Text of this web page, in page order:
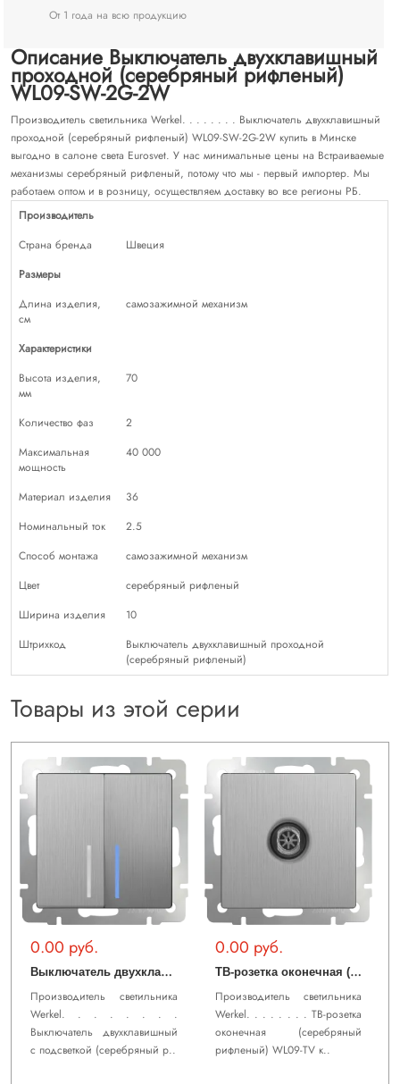
От 1 года на всю продукцию
Описание Выключатель двухклавишный
проходной (cеребряный рифленый)
WL09-SW-2G-2W
Производитель светильника Werkel. . . . . . . . Выключатель двухклавишный
проходной (cеребряный рифленый) WL09-SW-2G-2W купить в Минске
выгодно в салоне света Eurosvet. У нас минимальные цены на Встраиваемые
механизмы серебряный рифленый, потому что мы - первый импортер. Мы
работаем оптом и в розницу, осуществляем доставку во все регионы РБ.
Производитель
Страна бренда
Швеция
Размеры
Длина изделия,
см
самозажимной механизм
Характеристики
Высота изделия,
мм
70
Количество фаз
2
Максимальная
мощность
40 000
Материал изделия
36
Номинальный ток
2.5
Способ монтажа
самозажимной механизм
Цвет
серебряный рифленый
Ширина изделия
10
Штрихкод
Выключатель двухклавишный проходной
(cеребряный рифленый)
Товары из этой серии
0.00 руб.
В
ыключатель двухклавишный с подсветкой (cеребряный рифленый) WL09-SW-2G-LED
Производитель светильника
Werkel. . . . . . . .
Выключатель двухклавишный
с подсветкой (cеребряный р..
0.00 руб.
Т
В-розетка оконечная (cеребряный рифленый) WL09-TV
Производитель светильника
Werkel. . . . . . . . ТВ-розетка
оконечная (cеребряный
рифленый) WL09-TV к..